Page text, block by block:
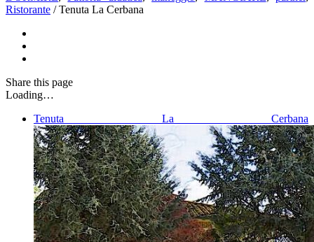
Ristorante / Tenuta La Cerbana
Share this page
Loading…
Tenuta La Cerbana